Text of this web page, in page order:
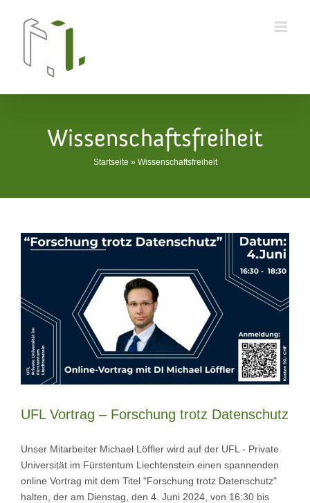
Wissenschaftsfreiheit
Startseite » Wissenschaftsfreiheit
UFL Vortrag – Forschung trotz Datenschutz
Unser Mitarbeiter Michael Löffler wird auf der UFL - Private
Universität im Fürstentum Liechtenstein einen spannenden
online Vortrag mit dem Titel "Forschung trotz Datenschutz"
halten, der am Dienstag, den 4. Juni 2024, von 16:30 bis